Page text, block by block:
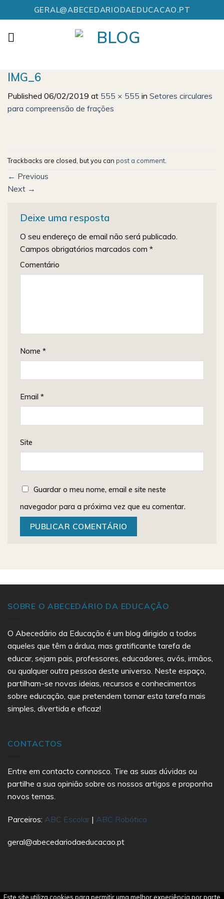
to
content
GERAL@ABECEDARIODAEDUCACAO.PT
IMG_6
Published 06/02/2019 at 555 × 555 in Setores circulares
para compreensão de frações
Trackbacks are closed, but you can post a comment
← Previous
Next →
Deixe uma resposta
O seu endereço de email não será publicado.
Campos obrigatórios marcados com *
Comentário
Nome *
Email *
Site
Guardar o meu nome, email e site neste
navegador para a próxima vez que eu comentar.
SOBRE O ABECEDÁRIO DA EDUCAÇÃO
O Abecedário da Educação é um blog dirigido a todos
aqueles que têm a árdua, mas gratificante tarefa de
educar, sejam pais, professores, educadores, avós, irmãos,
ou qualquer outra pessoa deste universo. Neste espaço,
partilham-se novas ideias, recursos e conhecimentos
sobre educação, que pretendem tornar esta tarefa mais
simples, divertida e eficaz!
CONTACTOS
Entre em contacto connosco. Tire as suas dúvidas ou
partilhe a sua opinião sobre os nossos artigos e proponha
novos temas.
Parceiros: ABC Escolar | ABC Robótica
geral@abecedariodaeducacao.pt
Este site utiliza cookies para permitir uma melhor experiência por parte